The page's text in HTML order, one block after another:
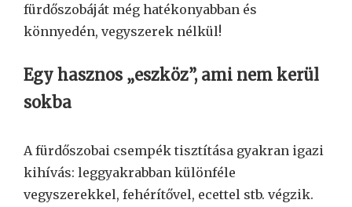
fürdőszobáját még hatékonyabban és
könnyedén, vegyszerek nélkül!
Egy hasznos „eszköz”, ami nem kerül
sokba
A fürdőszobai csempék tisztítása gyakran igazi
kihívás: leggyakrabban különféle
vegyszerekkel, fehérítővel, ecettel stb. végzik.